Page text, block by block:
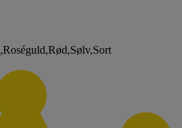
,Roséguld,Rød,Sølv,Sort